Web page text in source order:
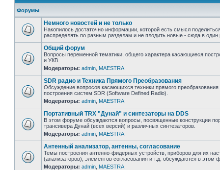
Форумы
Немного новостей и не только
Накопилось достаточно информации, которой есть смысл
распределять по разным разделам и не плодить новые - сюда в один
Общий форум
Вопросы переменной тематики, общего характера касающиеся
и УКВ.
Модераторы: admin MAESTRA
SDR радио и Техника Прямого Преобразования
Обсуждение вопросов касающихся техники прямого
построения систем SDR (Software Defined Radio).
Модераторы: admin MAESTRA
Портативный TRX "Дунай" и синтезаторы на DDS
В этом форуме обсуждаются вопросы, посвященные конструкции
трансивера Дунай (всех версий) и различных синтезаторов.
Модераторы: admin MAESTRA
Антенный анализатор, антенны, согласование
Темы построения антенно-фидерных устройств, приборов для их
(анализаторов), элементов согласования и т.д. обсуждаются в этом
Модераторы: admin MAESTRA